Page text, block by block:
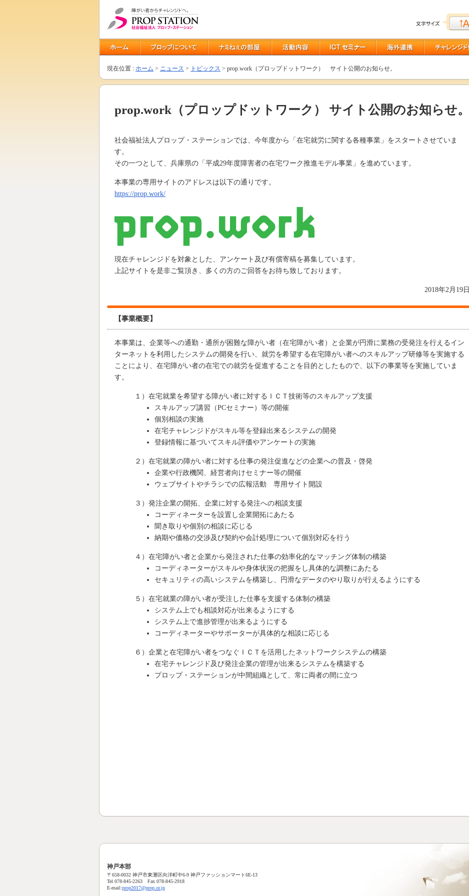
現在位置 : ホーム > ニュース > トピックス > prop.work（プロップドットワーク） サイト公開のお知らせ。
prop.work（プロップドットワーク） サイト公開のお知らせ。
社会福祉法人プロップ・ステーションでは、今年度から「在宅就労に関する各種事業」をスタートさせていま
す。
その一つとして、兵庫県の「平成29年度障害者の在宅ワーク推進モデル事業」を進めています。
本事業の専用サイトのアドレスは以下の通りです。
https://prop.work/
現在チャレンジドを対象とした、アンケート及び有償寄稿を募集しています。
上記サイトを是非ご覧頂き、多くの方のご回答をお待ち致しております。
2018年2月19日
【事業概要】
本事業は、企業等への通勤・通所が困難な障がい者（在宅障がい者）と企業が円滑に業務の受発注を行えるイン
ターネットを利用したシステムの開発を行い、就労を希望する在宅障がい者へのスキルアップ研修等を実施する
ことにより、在宅障がい者の在宅での就労を促進することを目的としたもので、以下の事業等を実施していま
す。
１）在宅就業を希望する障がい者に対するＩＣＴ技術等のスキルアップ支援
スキルアップ講習（PCセミナー）等の開催
個別相談の実施
在宅チャレンジドがスキル等を登録出来るシステムの開発
登録情報に基づいてスキル評価やアンケートの実施
２）在宅就業の障がい者に対する仕事の発注促進などの企業への普及・啓発
企業や行政機関、経営者向けセミナー等の開催
ウェブサイトやチラシでの広報活動 専用サイト開設
３）発注企業の開拓、企業に対する発注への相談支援
コーディネーターを設置し企業開拓にあたる
聞き取りや個別の相談に応じる
納期や価格の交渉及び契約や会計処理について個別対応を行う
４）在宅障がい者と企業から発注された仕事の効率化的なマッチング体制の構築
コーディネーターがスキルや身体状況の把握をし具体的な調整にあたる
セキュリティの高いシステムを構築し、円滑なデータのやり取りが行えるようにする
５）在宅就業の障がい者が受注した仕事を支援する体制の構築
システム上でも相談対応が出来るようにする
システム上で進捗管理が出来るようにする
コーディネーターやサポーターが具体的な相談に応じる
６）企業と在宅障がい者をつなぐＩＣＴを活用したネットワークシステムの構築
在宅チャレンジド及び発注企業の管理が出来るシステムを構築する
プロップ・ステーションが中間組織として、常に両者の間に立つ
神戸本部
〒658-0032 神戸市東灘区向洋町中6-9 神戸ファッションマート6E-13
Tel 078-845-2263 Fax 078-845-2918
E-mail:prop2017@prop.or.jp